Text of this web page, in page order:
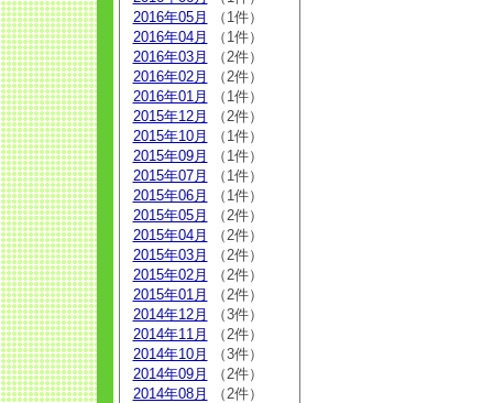
2016年05月
（1件）
2016年04月
（1件）
2016年03月
（2件）
2016年02月
（2件）
2016年01月
（1件）
2015年12月
（2件）
2015年10月
（1件）
2015年09月
（1件）
2015年07月
（1件）
2015年06月
（1件）
2015年05月
（2件）
2015年04月
（2件）
2015年03月
（2件）
2015年02月
（2件）
2015年01月
（2件）
2014年12月
（3件）
2014年11月
（2件）
2014年10月
（3件）
2014年09月
（2件）
2014年08月
（2件）